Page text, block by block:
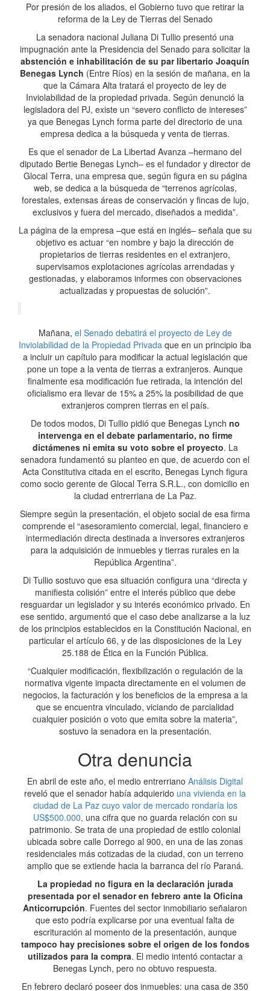
Por presión de los aliados, el Gobierno tuvo que retirar la
reforma de la Ley de Tierras del Senado
La senadora nacional Juliana Di Tullio presentó una
impugnación ante la Presidencia del Senado para solicitar la
abstención e inhabilitación de su par libertario Joaquín
Benegas Lynch (Entre Ríos) en la sesión de mañana, en la
que la Cámara Alta tratará el proyecto de ley de
Inviolabilidad de la propiedad privada. Según denunció la
legisladora del PJ, existe un “severo conflicto de intereses”
ya que Benegas Lynch forma parte del directorio de una
empresa dedica a la búsqueda y venta de tierras.
Es que el senador de La Libertad Avanza –hermano del
diputado Bertie Benegas Lynch– es el fundador y director de
Glocal Terra, una empresa que, según figura en su página
web, se dedica a la búsqueda de “terrenos agrícolas,
forestales, extensas áreas de conservación y fincas de lujo,
exclusivos y fuera del mercado, diseñados a medida”.
La página de la empresa –que está en inglés– señala que su
objetivo es actuar “en nombre y bajo la dirección de
propietarios de tierras residentes en el extranjero,
supervisamos explotaciones agrícolas arrendadas y
gestionadas, y elaboramos informes con observaciones
actualizadas y propuestas de solución”.
Mañana, el Senado debatirá el proyecto de Ley de
Inviolabilidad de la Propiedad Privada que en un principio iba
a incluir un capítulo para modificar la actual legislación que
pone un tope a la venta de tierras a extranjeros. Aunque
finalmente esa modificación fue retirada, la intención del
oficialismo era llevar de 15% a 25% la posibilidad de que
extranjeros compren tierras en el país.
De todos modos, Di Tullio pidió que Benegas Lynch no
intervenga en el debate parlamentario, no firme
dictámenes ni emita su voto sobre el proyecto. La
senadora fundamentó su planteo en que, de acuerdo con el
Acta Constitutiva citada en el escrito, Benegas Lynch figura
como socio gerente de Glocal Terra S.R.L., con domicilio en
la ciudad entrerriana de La Paz.
Siempre según la presentación, el objeto social de esa firma
comprende el “asesoramiento comercial, legal, financiero e
intermediación directa destinada a inversores extranjeros
para la adquisición de inmuebles y tierras rurales en la
República Argentina”.
Di Tullio sostuvo que esa situación configura una “directa y
manifiesta colisión” entre el interés público que debe
resguardar un legislador y su interés económico privado. En
ese sentido, argumentó que el caso debe analizarse a la luz
de los principios establecidos en la Constitución Nacional, en
particular el artículo 66, y de las disposiciones de la Ley
25.188 de Ética en la Función Pública.
“Cualquier modificación, flexibilización o regulación de la
normativa vigente impacta directamente en el volumen de
negocios, la facturación y los beneficios de la empresa a la
que se encuentra vinculado, viciando de parcialidad
cualquier posición o voto que emita sobre la materia”,
sostuvo la senadora en la presentación.
Otra denuncia
En abril de este año, el medio entrerriano Análisis Digital
reveló que el senador había adquierido una vivienda en la
ciudad de La Paz cuyo valor de mercado rondaría los
US$500.000, una cifra que no guarda relación con su
patrimonio. Se trata de una propiedad de estilo colonial
ubicada sobre calle Dorrego al 900, en una de las zonas
residenciales más cotizadas de la ciudad, con un terreno
amplio que se extiende hacia la barranca del río Paraná.
La propiedad no figura en la declaración jurada
presentada por el senador en febrero ante la Oficina
Anticorrupción. Fuentes del sector inmobiliario señalaron
que esto podría explicarse por una eventual falta de
escrituración al momento de la presentación, aunque
tampoco hay precisiones sobre el origen de los fondos
utilizados para la compra. El medio intentó contactar a
Benegas Lynch, pero no obtuvo respuesta.
En febrero declaró poseer dos inmuebles: una casa de 350